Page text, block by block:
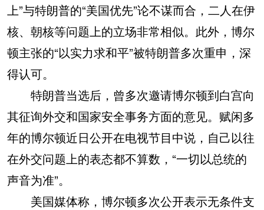
上”与特朗普的“美国优先”论不谋而合，二人在伊
核、朝核等问题上的立场非常相似。此外，博尔
顿主张的“以实力求和平”被特朗普多次重申，深
得认可。
特朗普当选后，曾多次邀请博尔顿到白宫向
其征询外交和国家安全事务方面的意见。赋闲多
年的博尔顿近日公开在电视节目中说，自己以往
在外交问题上的表态都不算数，“一切以总统的
声音为准”。
美国媒体称，博尔顿多次公开表示无条件支